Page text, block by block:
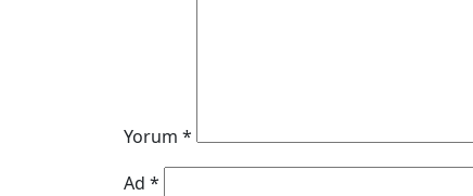
Yorum *
Ad *